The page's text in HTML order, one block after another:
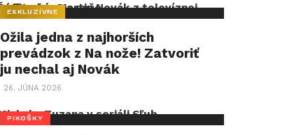
EXKLUZÍVNE
Ožila jedna z najhorších
prevádzok z Na nože! Zatvoriť
ju nechal aj Novák
26. JÚNA 2026
PIKOŠKY